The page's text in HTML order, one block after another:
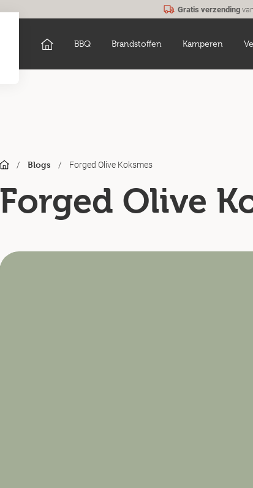
Gratis verzending
BBQ Brandstoffen Kamperen
/ Blogs / Forged Olive Koksmes
Forged Olive